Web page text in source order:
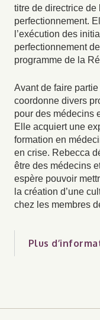
titre de directrice de
perfectionnement.
l’exécution des
perfectionnement
programme de la
Avant de faire partie
coordonne divers
pour des médecins
Elle acquiert une
formation en
en crise. Rebecca
être des médecins
espère pouvoir
la création d’une
chez les membres
Plus